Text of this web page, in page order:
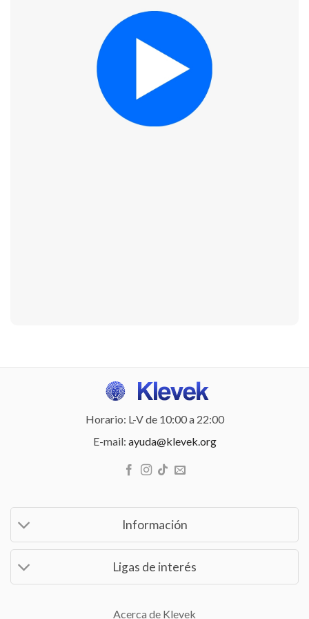
Horario: L-V de 10:00 a 22:00
E-mail: ayuda@klevek.org
Información
Ligas de interés
Acerca de Klevek